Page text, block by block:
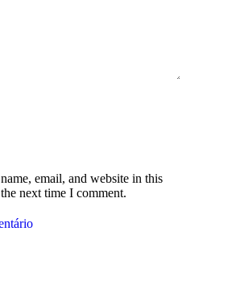
email, and website in this
next time I comment.